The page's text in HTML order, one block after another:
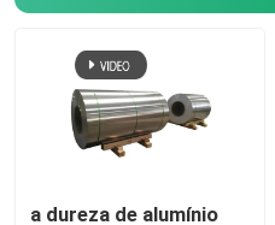
a dureza de alumínio